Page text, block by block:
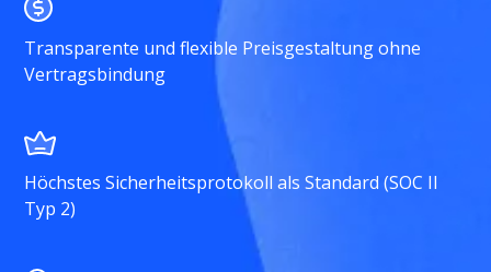
Transparente und flexible Preisgestaltung ohne
Vertragsbindung
Höchstes Sicherheitsprotokoll als Standard (SOC II
Typ 2)